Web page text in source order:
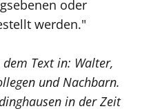
oder
werden."
Text in: Walter,
und Nachbarn.
in der Zeit